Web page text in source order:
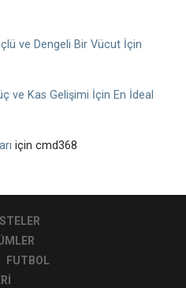
ve Dengeli Bir Vücut İçin
ve Kas Gelişimi İçin En İdeal
içincmd368
FUTBOL